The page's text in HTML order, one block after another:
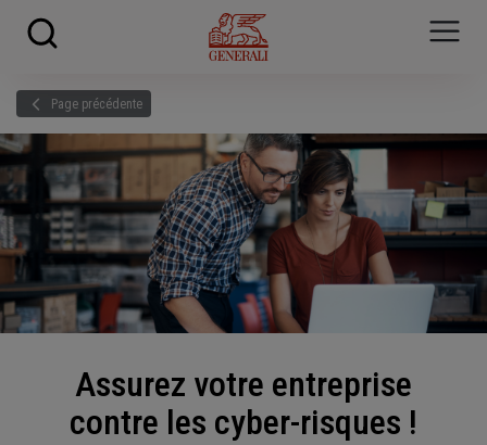
Page précédente
Assurez votre entreprise
contre les cyber-risques !